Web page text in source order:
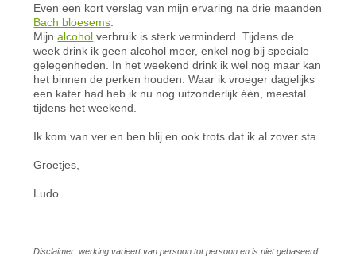
Even een kort verslag van mijn ervaring na drie maanden
Bach bloesems
Mijnalcohol verbruik is sterk verminderd. Tijdens de
week drink ik geen alcohol meer, enkel nog bij speciale
gelegenheden. In het weekend drink ik wel nog maar kan
het binnen de perken houden. Waar ik vroeger dagelijks
een kater had heb ik nu nog uitzonderlijk één, meestal
tijdens het weekend.
Ik kom van ver en ben blij en ook trots dat ik al zover sta.
Groetjes,
Ludo
Disclaimer: werking varieert van persoon tot persoon en is niet gebaseerd